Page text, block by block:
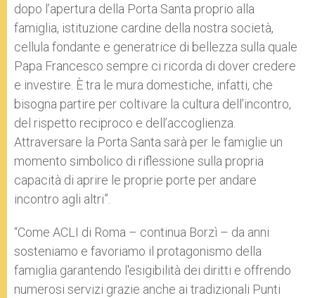
dopo l’apertura della Porta Santa proprio alla
famiglia, istituzione cardine della nostra società,
cellula fondante e generatrice di bellezza sulla quale
Papa Francesco sempre ci ricorda di dover credere
e investire. È tra le mura domestiche, infatti, che
bisogna partire per coltivare la cultura dell’incontro,
del rispetto reciproco e dell’accoglienza.
Attraversare la Porta Santa sarà per le famiglie un
momento simbolico di riflessione sulla propria
capacità di aprire le proprie porte per andare
incontro agli altri”.
“Come ACLI di Roma – continua Borzì – da anni
sosteniamo e favoriamo il protagonismo della
famiglia garantendo l'esigibilità dei diritti e offrendo
numerosi servizi grazie anche ai tradizionali Punti